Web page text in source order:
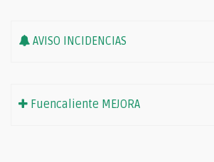
AVISO INCIDENCIAS
Fuencaliente MEJORA